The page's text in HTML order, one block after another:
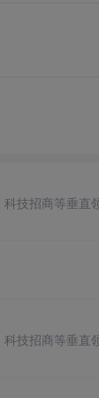
技招商等垂直
技招商等垂直